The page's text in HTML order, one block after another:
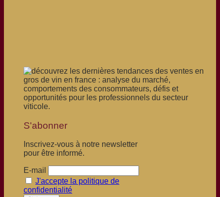
S'abonner
Inscrivez-vous à notre newsletter
pour être informé.
E-mail
J'accepte la politique de
confidentialité